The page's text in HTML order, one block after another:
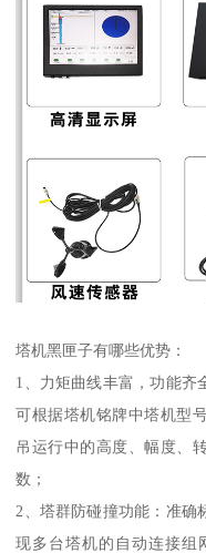
塔机黑匣子有哪些优势：
1、力矩曲线丰富，功能齐
可根据塔机铭牌中塔机型
吊运行中的高度、幅度、
数；
2、塔群防碰撞功能：准确
现多台塔机的自动连接组